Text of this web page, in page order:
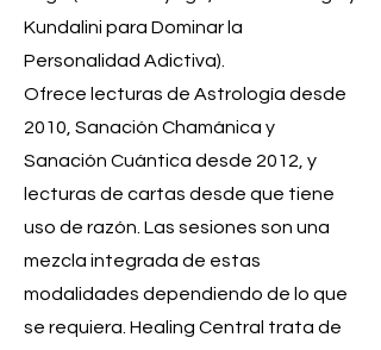
Kundalini para Dominar la
Personalidad Adictiva).
Ofrece lecturas de Astrología desde
2010, Sanación Chamánica y
Sanación Cuántica desde 2012, y
lecturas de cartas desde que tiene
uso de razón. Las sesiones son una
mezcla integrada de estas
modalidades dependiendo de lo que
se requiera. Healing Central trata de